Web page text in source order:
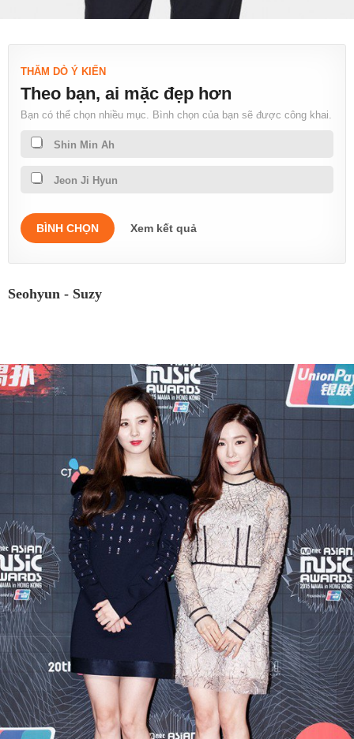
THĂM DÒ Ý KIẾN
Theo bạn, ai mặc đẹp hơn
Bạn có thể chọn nhiều mục. Bình chọn của bạn sẽ được công khai.
Shin Min Ah
Jeon Ji Hyun
BÌNH CHỌN Xem kết quả
Seohyun - Suzy